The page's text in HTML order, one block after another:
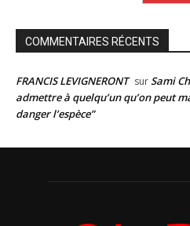
COMMENTAIRES RÉCENTS
FRANCIS LEVIGNERONT surSami
admettre à quelqu’un qu’on peut
danger l’espèce”